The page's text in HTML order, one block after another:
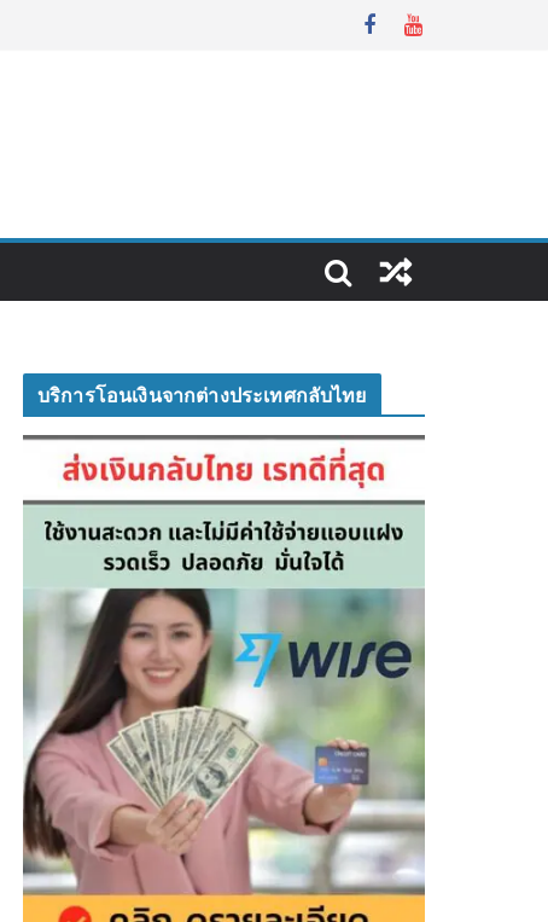
บริการโอนเงินจากต่างประเทศกลับไทย